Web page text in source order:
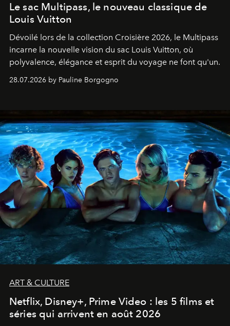
Le sac Multipass, le nouveau classique de
Louis Vuitton
Dévoilé lors de la collection Croisière 2026, le Multipass
incarne la nouvelle vision du sac Louis Vuitton, où
polyvalence, élégance et esprit du voyage ne font qu'un.
28.07.2026 by Pauline Borgogno
ART & CULTURE
Netflix, Disney+, Prime Video : les 5 films et
séries qui arrivent en août 2026